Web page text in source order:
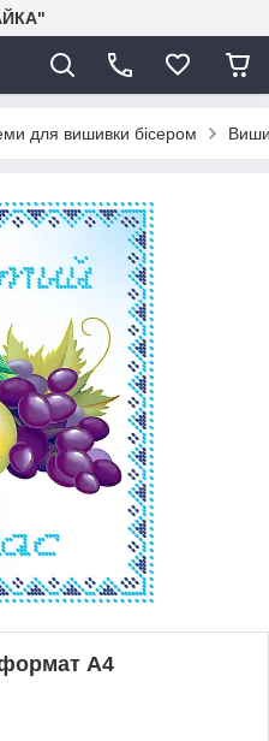
для вишивки бісером
А4